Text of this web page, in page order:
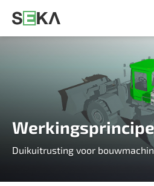
Werkingsprincipe
Duikuitrusting voor